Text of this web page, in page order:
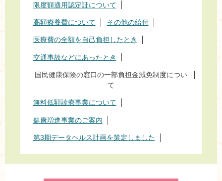
限度額適用認定証について
高額療養費について その他の給付
医療費の全額を自己負担したとき
交通事故などにあったとき
国民健康保険の窓口の一部負担金減免制度につい
て
無料低額診療事業について
健康増進事業のご案内
第3期データヘルス計画を策定しました